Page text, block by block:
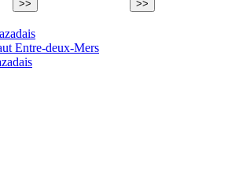
Entre-deux-Mers